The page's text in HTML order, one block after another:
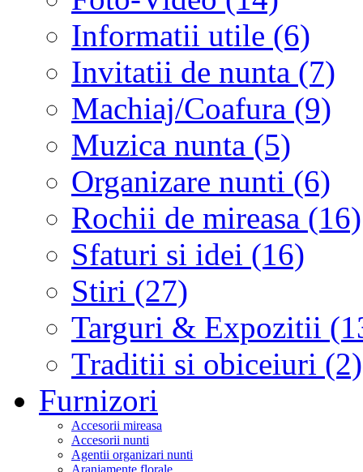
Informatii utile (6)
Invitatii de nunta (7)
Machiaj/Coafura (9)
Muzica nunta (5)
Organizare nunti (6)
Rochii de mireasa (16)
Sfaturi si idei (16)
Stiri (27)
Targuri & Expozitii
Traditii si obiceiuri (2)
Furnizori
Accesorii mireasa
Accesorii nunti
Agentii organizari nunti
Aranjamente florale